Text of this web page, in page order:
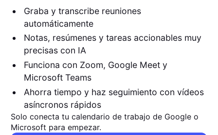
Graba y transcribe reuniones
automáticamente
Notas, resúmenes y tareas accionables muy
precisas con IA
Funciona con Zoom, Google Meet y
Microsoft Teams
Ahorra tiempo y haz seguimiento con vídeos
asíncronos rápidos
Solo conecta tu calendario de trabajo de Google o
Microsoft para empezar.